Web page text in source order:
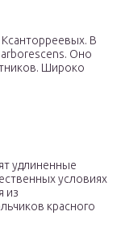
В
arborescens. Оно
Широко
удлиненные
условиях
из
красного